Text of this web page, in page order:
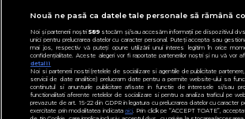
Nouă ne pasă ca datele tale personale să rămână
Noi și partenerii noștri589stocăm și/sau accesăm informații pe dispozitivul
unici pentru prelucrarea datelor cu caracter personal. Puteți accepta sau
mai jos, respectiv vă puteți opune utilizării unui interes legitim în orice
confidențialitate. Aceste alegeri vor fi raportate partenerilor noștri și nu vă vor
detalii
Noi si partenerii nostri (retelele de socializare si agentiile de publicitate
servicii de date analitice) prelucram date pentru a permite website-ului sa
continutul si anunturile publicitare afisate in functie de interesele si/sau
functionalitati aferente retelelor de socializare si pentru a analiza traficul pe
prevazute de art. 15-22 din GDPR in legatura cu prelucrarea datelor cu caracter
exercitate prin modalitatea indicataaici. Prin click pe “ACCEPT TOATE”,